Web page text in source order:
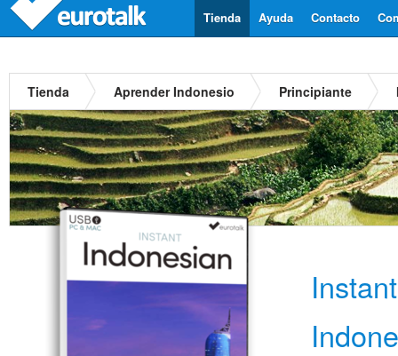
Contacto
Ayuda
Tienda
Tienda Aprender Indonesio Principiante